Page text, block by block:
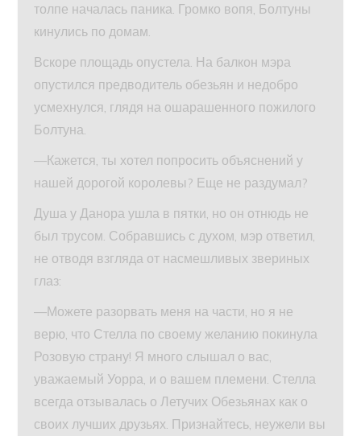
толпе началась паника. Громко вопя, Болтуны
кинулись по домам.
Вскоре площадь опустела. На балкон мэра
опустился предводитель обезьян и недобро
усмехнулся, глядя на ошарашенного пожилого
Болтуна.
—Кажется, ты хотел попросить объяснений у
нашей дорогой королевы? Еще не раздумал?
Душа у Данора ушла в пятки, но он отнюдь не
был трусом. Собравшись с духом, мэр ответил,
не отводя взгляда от насмешливых звериных
глаз:
—Можете разорвать меня на части, но я не
верю, что Стелла по своему желанию покинула
Розовую страну! Я много слышал о вас,
уважаемый Уорра, и о вашем племени. Стелла
всегда отзывалась о Летучих Обезьянах как о
своих лучших друзьях. Признайтесь, неужели вы